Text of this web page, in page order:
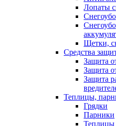
Лопаты
Щетки,
Средства
Защита
Защита
Защита
Теплицы,
Грядки
Парники
Теплицы